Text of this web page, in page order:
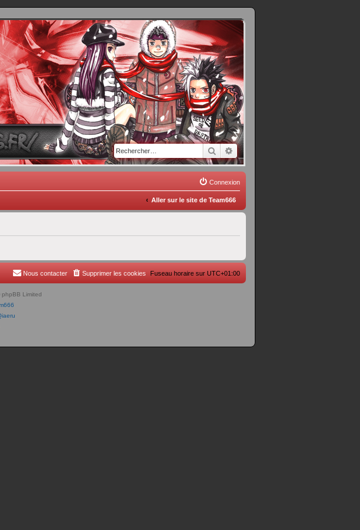
RechercherRecherche avancée
Connexion
Aller sur le site de Team666
Fuseau horaire sur UTC+01:00
Supprimer les cookies
Nous contacter
Limited